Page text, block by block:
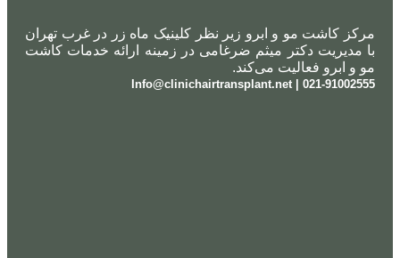
مرکز کاشت مو و ابرو زیر نظر کلینیک ماه زر در غرب تهران
با مدیریت دکتر میثم ضرغامی در زمینه ارائه خدمات کاشت
مو و ابرو فعالیت می‌کند.
021-91002555 | Info@clinichairtransplant.net